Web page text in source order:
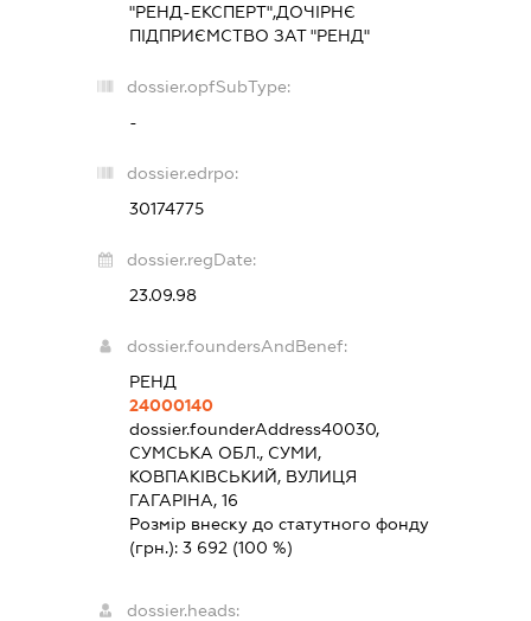
"РЕНД-ЕКСПЕРТ",ДОЧІРНЄ
ПІДПРИЄМСТВО ЗАТ "РЕНД"
dossier.opfSubType:
-
dossier.edrpo:
30174775
dossier.regDate:
23.09.98
dossier.foundersAndBenef:
РЕНД
24000140
dossier.founderAddress40030,
СУМСЬКА ОБЛ., СУМИ,
КОВПАКІВСЬКИЙ, ВУЛИЦЯ
ГАГАРІНА, 16
Розмір внеску до статутного фонду
(грн.):3 692 (100 %)
dossier.heads: